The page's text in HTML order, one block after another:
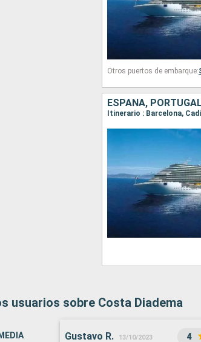
Otros puertos de embarque:
ESPAÑA,
Itinerario : Barcelona,
usuarios sobre Costa Diadema
Gustavo R. 13/10/2023 4